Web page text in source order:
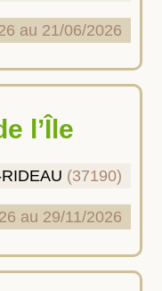
au 21/06/2026
l’Île
(37190)
au 29/11/2026